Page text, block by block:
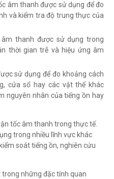
âm thanh được sử dụng để đo
và kiểm tra độ trung thực của
thanh được sử dụng trong
thời gian trễ và hiệu ứng âm
sử dụng để đo khoảng cách
cửa sổ hay các vật thể khác
nguyên nhân của tiếng ồn hay
tốc âm thanh trong thực tế.
trong nhiều lĩnh vực khác
soát tiếng ồn, nghiên cứu
những đặc tính quan